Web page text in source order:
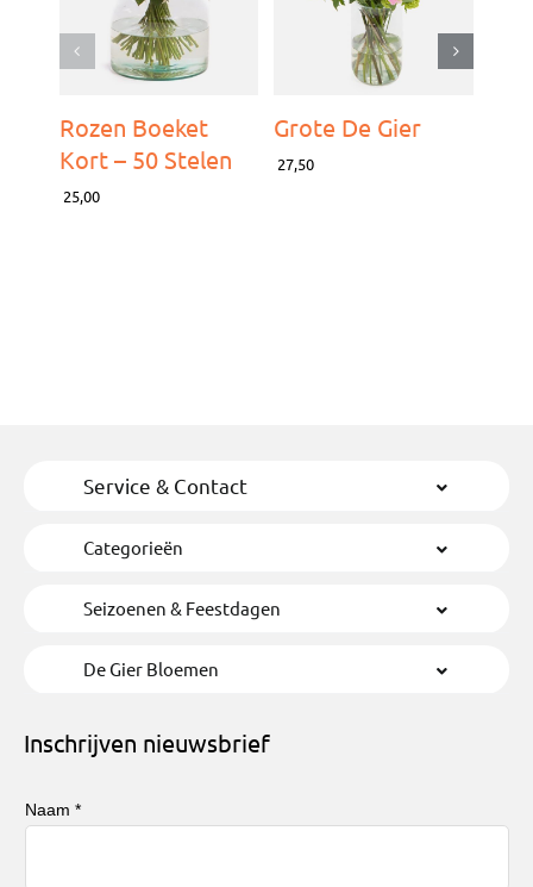
Rozen Boeket
Kort – 50 Stelen
25,00
Grote De Gier
27,50
Service & Contact
Categorieën
Seizoenen & Feestdagen
De Gier Bloemen
Inschrijven nieuwsbrief
Naam *